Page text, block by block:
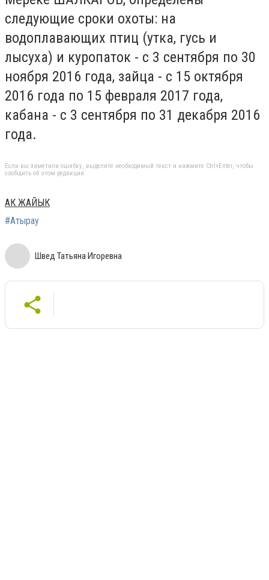
следующие сроки охоты: на
водоплавающих птиц (утка, гусь и
лысуха) и куропаток - с 3 сентября по 30
ноября 2016 года, зайца - с 15 октября
2016 года по 15 февраля 2017 года,
кабана - с 3 сентября по 31 декабря 2016
года.
Если вы заметили ошибку, выделите необходимый текст и нажмите Ctrl+Enter, чтобы
сообщить об этом редакции
АК ЖАЙЫК
#Атырау
Швед Татьяна Игоревна